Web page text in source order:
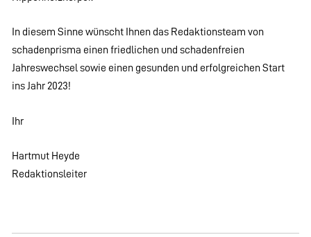
In diesem Sinne wünscht Ihnen das Redaktionsteam von
schadenprisma einen friedlichen und schadenfreien
Jahreswechsel sowie einen gesunden und erfolgreichen Start
ins Jahr 2023!
Ihr
Hartmut Heyde
Redaktionsleiter